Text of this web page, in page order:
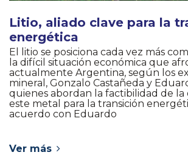
Litio, aliado clave para la
energética
El litio se posiciona cada vez más
la difícil situación económica que
actualmente Argentina, según los
mineral, Gonzalo Castañeda y
quienes abordan la factibilidad de
este metal para la transición
acuerdo con Eduardo
Ver más